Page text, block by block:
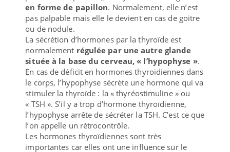
en forme de papillon. Normalement, elle n’est
pas palpable mais elle le devient en cas de goitre
ou de nodule.
La sécrétion d’hormones par la thyroïde est
normalement régulée par une autre glande
située à la base du cerveau, « l’hypophyse ».
En cas de déficit en hormones thyroïdiennes dans
le corps, l’hypophyse sécrète une hormone qui va
stimuler la thyroïde : la « thyréostimuline » ou
« TSH ». S’il y a trop d’hormone thyroïdienne,
l’hypophyse arrête de sécréter la TSH. C’est ce que
l’on appelle un rétrocontrôle.
Les hormones thyroïdiennes sont très
importantes car elles ont une influence sur le